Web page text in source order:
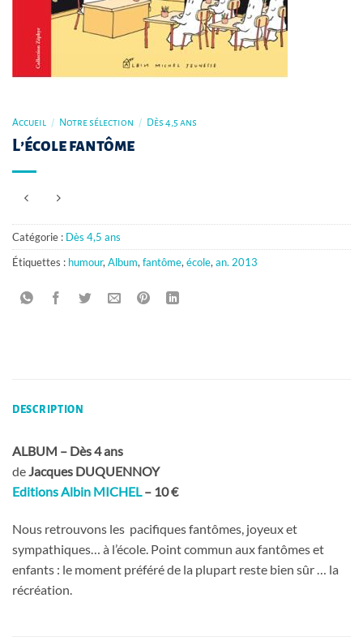
Accueil / Notre sélection / Dès 4,5 ans
L’école fantôme
Catégorie : Dès 4,5 ans
Étiquettes : humour,Album,fantôme,école,an. 2013
DESCRIPTION
ALBUM – Dès 4 ans
deJacques DUQUENNOY
Editions Albin MICHEL– 10 €
Nous retrouvons les pacifiques fantômes, joyeux et
sympathiques… à l’école. Point commun aux fantômes et
enfants : le moment préféré de la plupart reste bien sûr … la
récréation.